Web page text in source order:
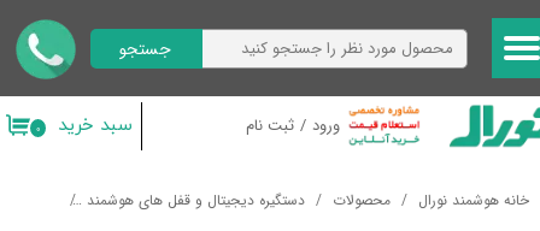
ورود / ثبت نام
حساب کاربری من
تغییر گذر واژه
خروج از حساب کاربری
جستجو
۰ سبد خرید
خانه هوشمند نورال محصولات دستگیره دیجیتال و قفل های هوشمند